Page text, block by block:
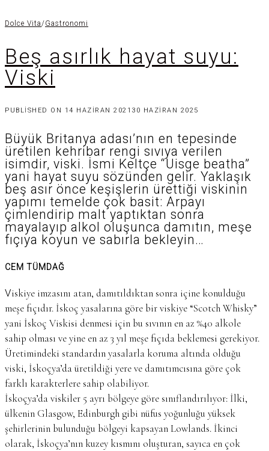
Dolce Vita /Gastronomi
Beş asırlık hayat suyu:
Viski
PUBLISHED ON 14 HAZIRAN 2021 30 HAZIRAN 2025
Büyük Britanya adası’nın en tepesinde
üretilen kehribar rengi sıvıya verilen
isimdir, viski. İsmi Keltçe “Uisge beatha”
yani hayat suyu sözünden gelir. Yaklaşık
beş asır önce keşişlerin ürettiği viskinin
yapımı temelde çok basit: Arpayı
çimlendirip malt yaptıktan sonra
mayalayıp alkol oluşunca damıtın, meşe
fıçıya koyun ve sabırla bekleyin…
CEM TÜMDAĞ
Viskiye imzasını atan, damıtıldıktan sonra içine konulduğu
meşe fıçıdır. İskoç yasalarına göre bir viskiye “Scotch Whisky”
yani İskoç Viskisi denmesi için bu sıvının en az %40 alkole
sahip olması ve yine en az 3 yıl meşe fıçıda beklemesi gerekiyor.
Üretimindeki standardın yasalarla koruma altında olduğu
viski, İskoçya’da üretildiği yere ve damıtımcısına göre çok
farklı karakterlere sahip olabiliyor.
İskoçya’da viskiler 5 ayrı bölgeye göre sınıflandırılıyor: İlki,
ülkenin Glasgow, Edinburgh gibi nüfus yoğunluğu yüksek
şehirlerinin bulunduğu bölgeyi kapsayan Lowlands. İkinci
olarak, İskoçya’nın kuzey kısmını oluşturan, sayıca en çok